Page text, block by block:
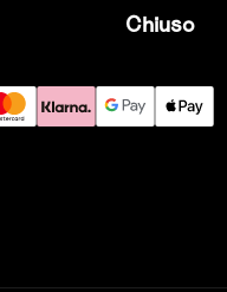
Chiuso